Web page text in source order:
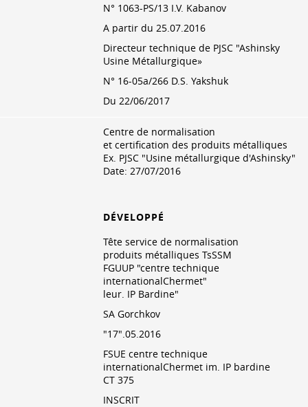
N° 1063-PS/13 I.V. Kabanov
A partir du 25.07.2016
Directeur technique de PJSC "Ashinsky
Usine Métallurgique»
N° 16-05a/266 D.S. Yakshuk
Du 22/06/2017
Centre de normalisation
et certification des produits métalliques
Ex. PJSC "Usine métallurgique d'Ashinsky"
Date: 27/07/2016
DÉVELOPPÉ
Tête service de normalisation
produits métalliques TsSSM
FGUUP "centre technique
internationalChermet"
leur. IP Bardine"
SA Gorchkov
"17".05.2016
FSUE centre technique
internationalChermet im. IP bardine
CT 375
INSCRIT